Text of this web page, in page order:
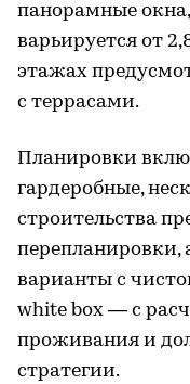
панорамные
варьируется от
этажах
с террасами.
Планировки
гардеробные,
строительства
перепланировки,
варианты с
white box — с
проживания и
стратегии.